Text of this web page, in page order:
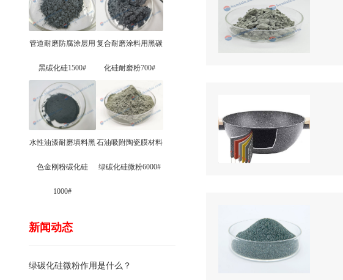
管道耐磨防腐涂层用
黑碳化硅1500#
复合耐磨涂料用黑碳
化硅耐磨粉700#
水性油漆耐磨填料黑
色金刚粉碳化硅
1000#
石油吸附陶瓷膜材料
绿碳化硅微粉6000#
新闻动态
绿碳化硅微粉作用是什么？